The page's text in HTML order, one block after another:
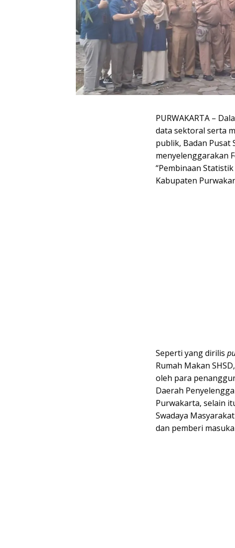
PURWAKARTA –
data sektoral serta
publik, Badan Pusat
menyelenggarakan
“Pembinaan
Kabupaten
Seperti yang dirilis
Rumah Makan
oleh para
Daerah
Purwakarta, selain
Swadaya
dan pemberi